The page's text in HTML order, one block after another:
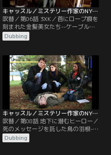
キャッスル／ミステリー作家のNY事件簿 シーズン3 第06話／吹替
吹替／第06話 3XK／首にロープ痕を
刻まれた金髪美女たち--ケーブル会
社勤務のリンダ・ルッソの絞殺体
が、ゴミ収集員によって発見され
件の犯人“3XK（トリプル・キラ
ー）”の犯行と即座に睨む。4年
前、“3XK”は1週間に3人の女性を殺
害、一か月後には更に3人を殺して
姿を消していた。
Dubbing
キャッスル／ミステリー作家のNY事件簿 シーズン3 第08話／吹替
吹替／第08話 地下に潜むヒーロー／
死のメッセージを託した鳥の羽根--
地下鉄職員レナードの銃殺体が、公
園で発見された。背中は至近距離、
Dubbing